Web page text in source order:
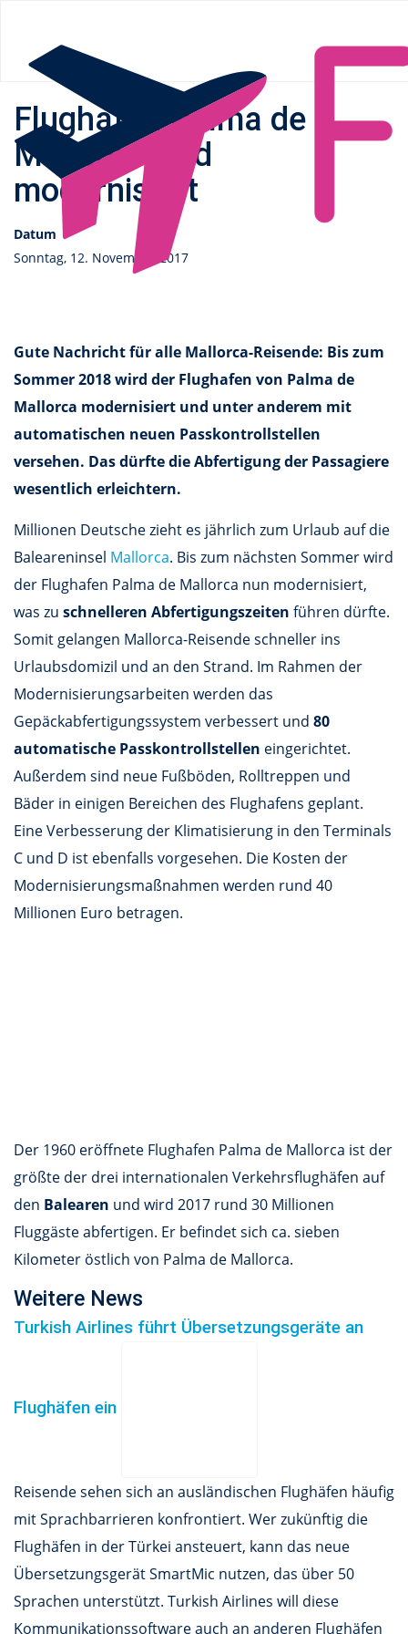
Flughafen Palma de
Mallorca wird
modernisiert
Datum
Sonntag, 12. November 2017
Gute Nachricht für alle Mallorca-Reisende: Bis zum
Sommer 2018 wird der Flughafen von Palma de
Mallorca modernisiert und unter anderem mit
automatischen neuen Passkontrollstellen
versehen. Das dürfte die Abfertigung der Passagiere
wesentlich erleichtern.
Millionen Deutsche zieht es jährlich zum Urlaub auf die
Baleareninsel Mallorca. Bis zum nächsten Sommer wird
der Flughafen Palma de Mallorca nun modernisiert,
was zu schnelleren Abfertigungszeiten führen dürfte.
Somit gelangen Mallorca-Reisende schneller ins
Urlaubsdomizil und an den Strand. Im Rahmen der
Modernisierungsarbeiten werden das
Gepäckabfertigungssystem verbessert und 80
automatische Passkontrollstellen eingerichtet.
Außerdem sind neue Fußböden, Rolltreppen und
Bäder in einigen Bereichen des Flughafens geplant.
Eine Verbesserung der Klimatisierung in den Terminals
C und D ist ebenfalls vorgesehen. Die Kosten der
Modernisierungsmaßnahmen werden rund 40
Millionen Euro betragen.
Der 1960 eröffnete Flughafen Palma de Mallorca ist der
größte der drei internationalen Verkehrsflughäfen auf
den Balearen und wird 2017 rund 30 Millionen
Fluggäste abfertigen. Er befindet sich ca. sieben
Kilometer östlich von Palma de Mallorca.
Weitere News
Turkish Airlines führt Übersetzungsgeräte an
Flughäfen ein
Reisende sehen sich an ausländischen Flughäfen häufig
mit Sprachbarrieren konfrontiert. Wer zukünftig die
Flughäfen in der Türkei ansteuert, kann das neue
Übersetzungsgerät SmartMic nutzen, das über 50
Sprachen unterstützt. Turkish Airlines will diese
Kommunikationssoftware auch an anderen Flughäfen